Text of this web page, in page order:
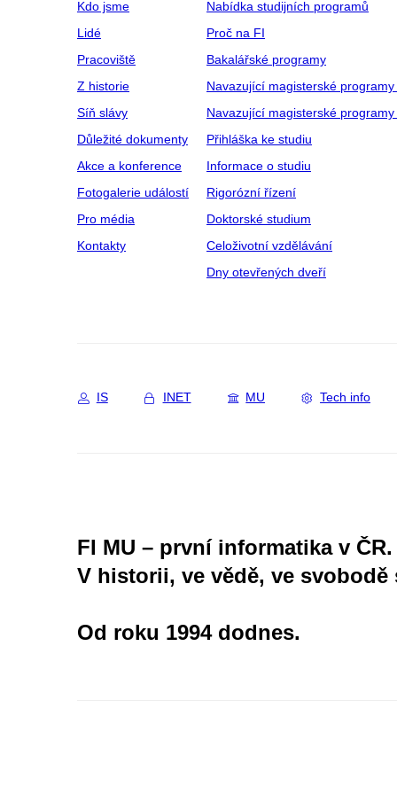
Kdo jsme
Lidé
Pracoviště
Z historie
Síň slávy
Důležité dokumenty
Akce a konference
Fotogalerie událostí
Pro média
Kontakty
Nabídka studijních programů
Proč na FI
Bakalářské programy
Navazující magisterské
Navazující magisterské
Přihláška ke studiu
Informace o studiu
Rigorózní řízení
Doktorské studium
Celoživotní vzdělávání
Dny otevřených dveří
IS INET MU Tech info
FI MU – první informatika v ČR.
V historii, ve vědě, ve svobodě
Od roku 1994 dodnes.